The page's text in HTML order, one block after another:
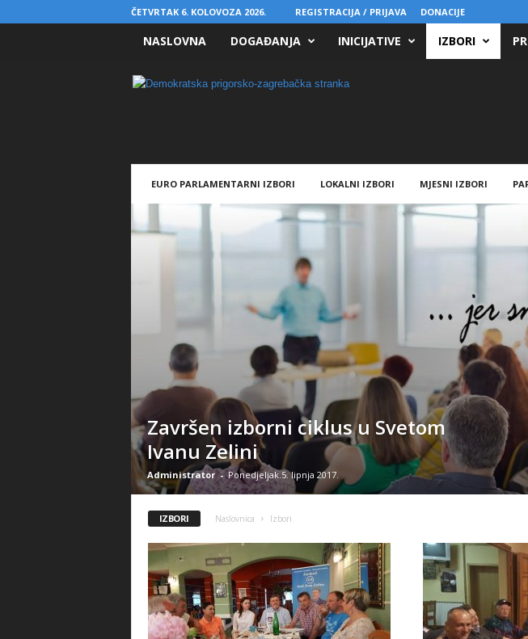
ČETVRTAK 6. KOLOVOZA 2026. REGISTRACIJA / PRIJAVA DONACIJE
NASLOVNA DOGAĐANJA INICIJATIVE IZBORI
D
P
EURO PARLAMENTARNI IZBORI LOKALNI IZBORI MJESNI IZBORI
Završen izborni ciklus u Svetom
Ivanu Zelini
Administrator - Ponedjeljak.5. lipnja 2017.
IZBORI Naslovnica Izbori